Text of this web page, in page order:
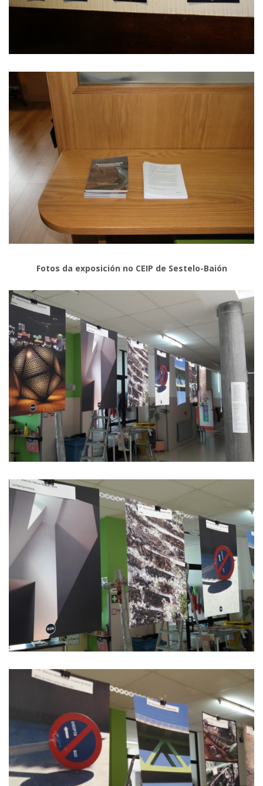
Fotos da exposición no CEIP de Sestelo-Baión